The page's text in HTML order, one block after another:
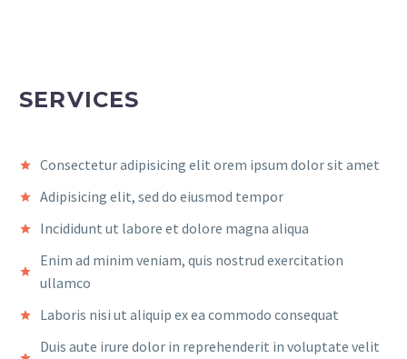
SERVICES
Consectetur adipisicing elit orem ipsum dolor sit amet
Adipisicing elit, sed do eiusmod tempor
Incididunt ut labore et dolore magna aliqua
Enim ad minim veniam, quis nostrud exercitation
ullamco
Laboris nisi ut aliquip ex ea commodo consequat
Duis aute irure dolor in reprehenderit in voluptate velit